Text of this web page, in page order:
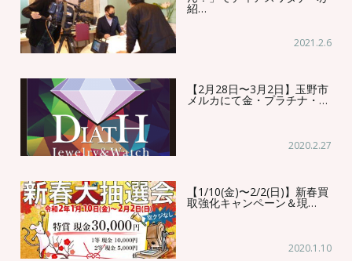
紹…
2021.2.6
【2月28日〜3月2日】玉野市
メルカにて金・プラチナ・…
2020.2.27
【1/10(金)〜2/2(日)】新春買
取強化キャンペーン＆現…
2020.1.10